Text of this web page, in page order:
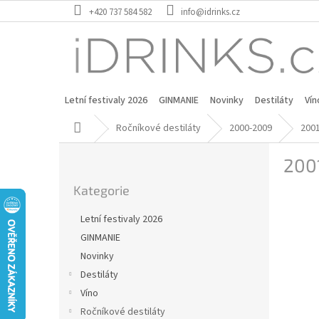
na
+420 737 584 582 info@idrinks.cz
Letní festivaly 2026 GINMANIE Novinky Destiláty
Domů Ročníkové destiláty 2000-2009 2001
kategorie
Kategorie
Letní festivaly 2026
GINMANIE
Novinky
Destiláty
Víno
Ročníkové destiláty